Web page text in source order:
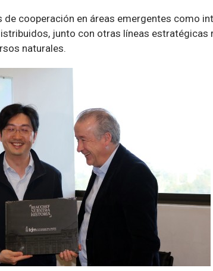
cooperación en áreas emergentes como
junto con otras líneas estratégicas
naturales.